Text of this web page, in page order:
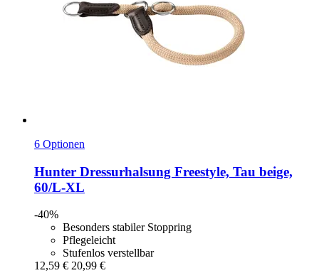
6 Optionen
Hunter Dressurhalsung Freestyle, Tau beige,
60/L-​XL
-40%
Besonders stabiler Stoppring
Pflegeleicht
Stufenlos verstellbar
12,59 € 20,99 €